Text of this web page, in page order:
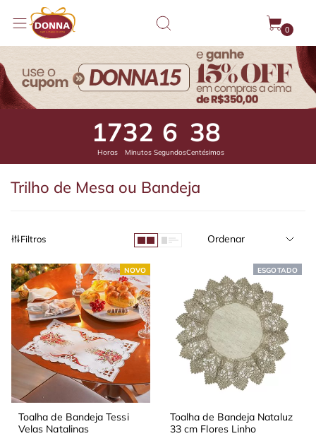
0
17
Horas
32
Minutos
6
Segundos
6
Centésimos
Trilho de Mesa ou Bandeja
Filtros Ordenar
NOVO
Toalha de Bandeja Tessi
Velas Natalinas
ESGOTADO
Toalha de Bandeja Nataluz
33 cm Flores Linho